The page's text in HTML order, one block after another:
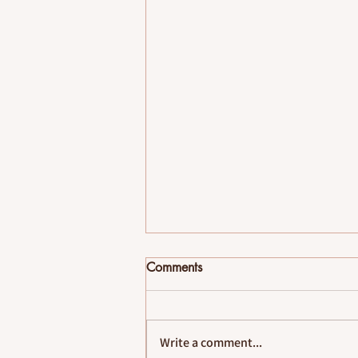
לעצב את הזיכרון
Comments
Write a comment...